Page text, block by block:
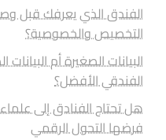
الفندق الذي يعرفك قبل
التخصيص والخصوصية؟
البيانات الصغيرة أم
الفندقي الأفضل؟
هل تحتاج الفنادق إلى
فرضها التحول الرقمي